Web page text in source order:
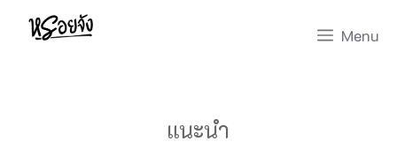
Skip
Menu
แนะนำ